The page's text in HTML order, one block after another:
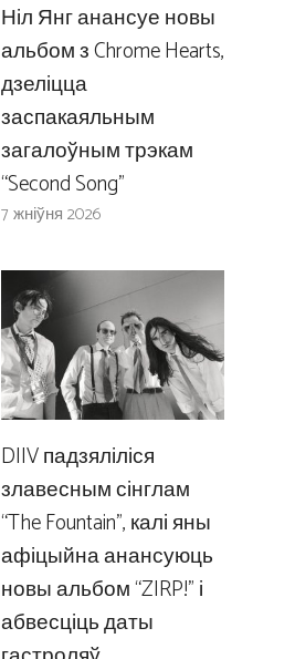
Ніл Янг анансуе новы
альбом з Chrome Hearts,
дзеліцца
заспакаяльным
загалоўным трэкам
“Second Song”
7 жніўня 2026
DIIV падзяліліся
злавесным сінглам
“The Fountain”, калі яны
афіцыйна анансуюць
новы альбом “ZIRP!” і
абвесціць даты